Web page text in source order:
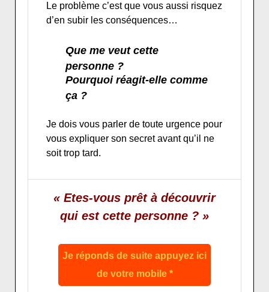
Le problème c’est que vous aussi risquez
d’en subir les conséquences…
Que me veut cette
personne ?
Pourquoi réagit-elle comme
ça ?
Je dois vous parler de toute urgence pour
vous expliquer son secret avant qu’il ne
soit trop tard.
« Etes-vous prêt à découvrir
qui est cette personne ? »
Je réponds de suite appuyez ici
de votre mobile *